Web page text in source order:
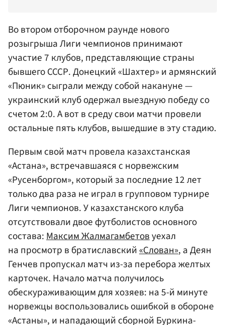
Во втором отборочном раунде нового
розыгрыша Лиги чемпионов принимают
участие 7 клубов, представляющие страны
бывшего СССР. Донецкий «Шахтер» и армянский
«Пюник» сыграли между собой накануне —
украинский клуб одержал выездную победу со
счетом 2:0. А вот в среду свои матчи провели
остальные пять клубов, вышедшие в эту стадию.
Первым свой матч провела казахстанская
«Астана», встречавшаяся с норвежским
«Русенборгом», который за последние 12 лет
только два раза не играл в групповом турнире
Лиги чемпионов. У казахстанского клуба
отсутствовали двое футболистов основного
состава:Максим Жалмагамбетовуехал
на просмотр в братиславский«Слован», а Деян
Генчев пропускал матч из-за перебора желтых
карточек. Начало матча получилось
обескураживающим для хозяев: на 5-й минуте
норвежцы воспользовались ошибкой в обороне
«Астаны», и нападающий сборной Буркина-